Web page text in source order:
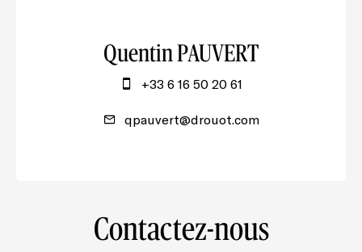
Quentin PAUVERT
+33 6 16 50 20 61
qpauvert@drouot.com
Contactez-nous